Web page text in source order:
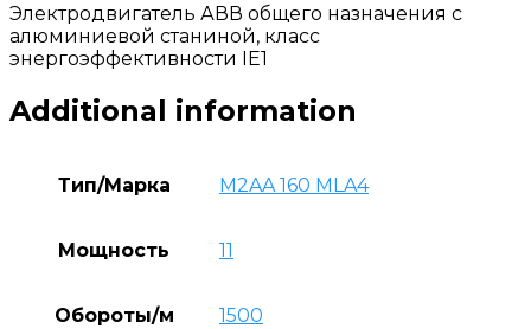
Электродвигатель АВВ общего назначения с
алюминиевой станиной, класс
энергоэффективности IE1
Additional information
Тип/Марка M2AA 160 MLA4
Мощность 11
Обороты/м 1500